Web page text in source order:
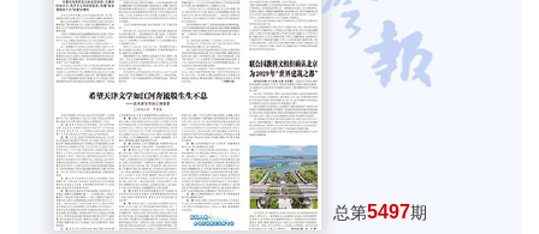
总第5497期